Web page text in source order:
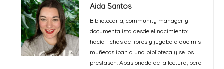
Aida Santos
Bibliotecaria, community manager y
documentalista desde el nacimiento:
hacía fichas de libros y jugaba a que mis
muñecos iban a una biblioteca y se los
prestasen. Apasionada de la lectura, pero